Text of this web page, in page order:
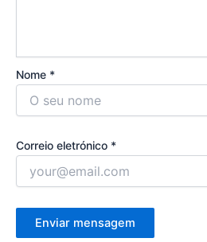
Nome *
Correio eletrónico *